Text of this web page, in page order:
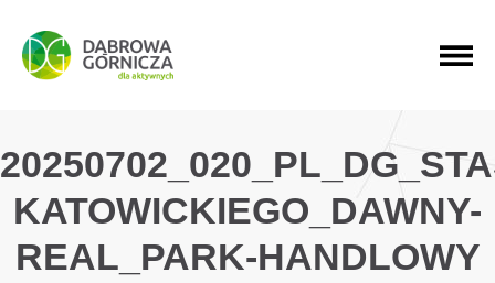
PRZEJDŹ DO MENU GŁÓWNEGO
PRZEJDŹ DO WYSZUKIWARKI
PRZEJDŹ DO TREŚCI
KATOWICKIEGO_DAWNY-
REAL_PARK-HANDLOWY